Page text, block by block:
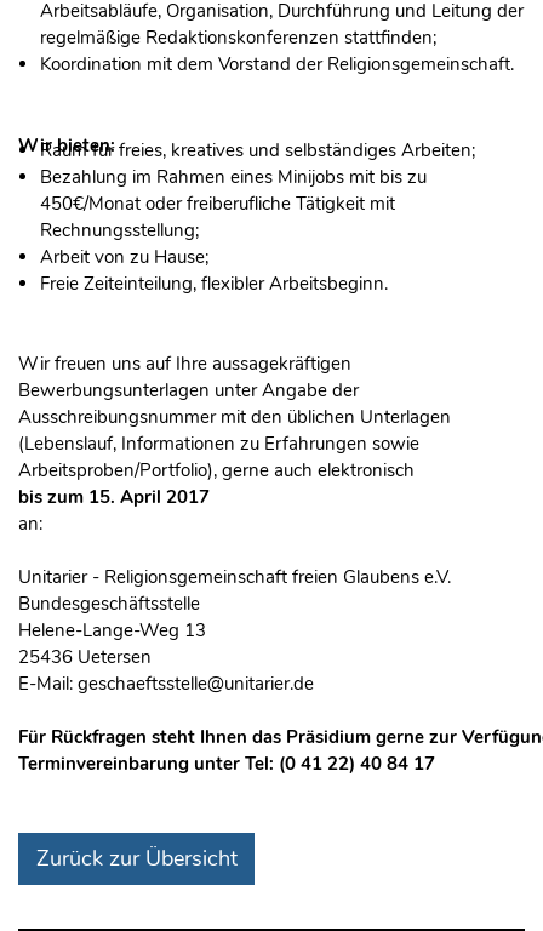
Arbeitsabläufe, Organisation, Durchführung und Leitung der
regelmäßige Redaktionskonferenzen stattfinden;
Koordination mit dem Vorstand der Religionsgemeinschaft.
Wir bieten:
Raum für freies, kreatives und selbständiges Arbeiten;
Bezahlung im Rahmen eines Minijobs mit bis zu
450€/Monat oder freiberufliche Tätigkeit mit
Rechnungsstellung;
Arbeit von zu Hause;
Freie Zeiteinteilung, flexibler Arbeitsbeginn.
Wir freuen uns auf Ihre aussagekräftigen
Bewerbungsunterlagen unter Angabe der
Ausschreibungsnummer mit den üblichen Unterlagen
(Lebenslauf, Informationen zu Erfahrungen sowie
Arbeitsproben/Portfolio), gerne auch elektronisch
bis zum 15. April 2017
an:
Unitarier - Religionsgemeinschaft freien Glaubens e.V.
Bundesgeschäftsstelle
Helene-Lange-Weg 13
25436 Uetersen
E-Mail: geschaeftsstelle@unitarier.de
Für Rückfragen steht Ihnen das Präsidium gerne zur
Terminvereinbarung unter Tel: (0 41 22) 40 84 17
Zurück zur Übersicht